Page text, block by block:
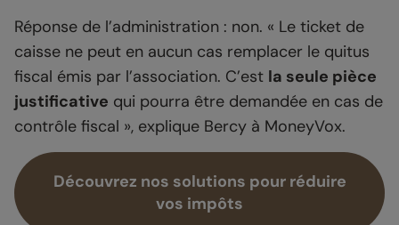
Réponse de l’administration : non. « Le ticket de
caisse ne peut en aucun cas remplacer le quitus
fiscal émis par l’association. C’est la seule pièce
justificative qui pourra être demandée en cas de
contrôle fiscal », explique Bercy à MoneyVox.
Découvrez nos solutions pour réduire
vos impôts